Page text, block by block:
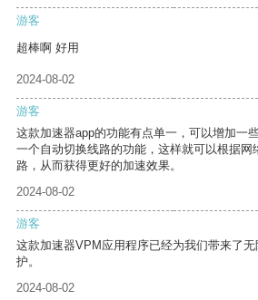
游客
超棒啊 好用
2024-08-02
游客
这款加速器app的功能有点单一，可以增加一
一个自动切换线路的功能，这样就可以根据网
路，从而获得更好的加速效果。
2024-08-02
游客
这款加速器VPM应用程序已经为我们带来了
护。
2024-08-02